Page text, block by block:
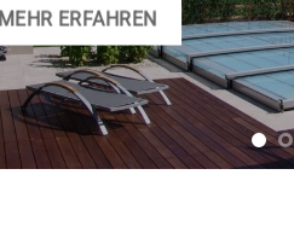
MEHR ERFAHREN